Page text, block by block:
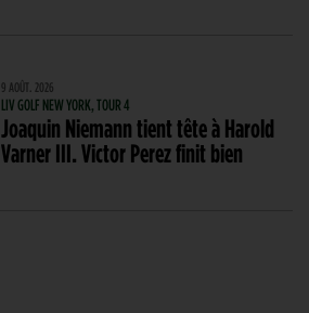
9 AOÛT. 2026
LIV GOLF NEW YORK, TOUR 4
Joaquin Niemann tient tête à Harold
Varner III. Victor Perez finit bien